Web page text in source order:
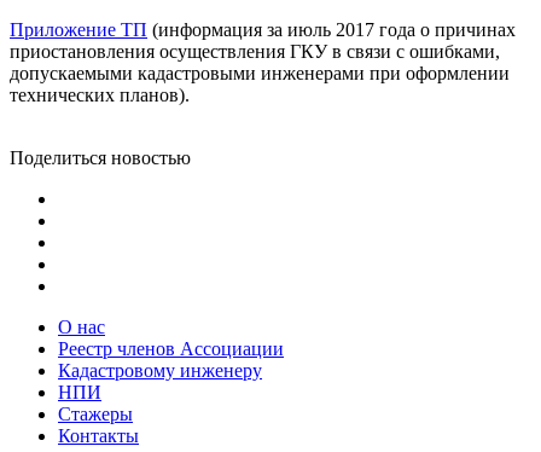
Приложение ТП (информация за июль 2017 года о причинах
приостановления осуществления ГКУ в связи с ошибками,
допускаемыми кадастровыми инженерами при оформлении
технических планов).
Поделиться новостью
О нас
Реестр членов Ассоциации
Кадастровому инженеру
НПИ
Стажеры
Контакты